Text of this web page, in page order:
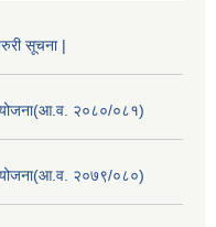
सूचना |
योजना(आ.व. २०८०/०८१)
योजना(आ.व. २०७९/०८०)